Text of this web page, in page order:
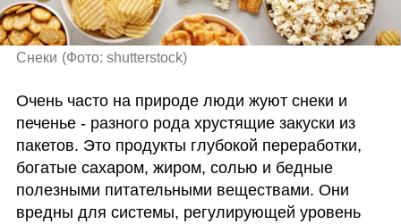
Снеки (Фото: shutterstock)
Очень часто на природе люди жуют снеки и
печенье - разного рода хрустящие закуски из
пакетов. Это продукты глубокой переработки,
богатые сахаром, жиром, солью и бедные
полезными питательными веществами. Они
вредны для системы, регулирующей уровень